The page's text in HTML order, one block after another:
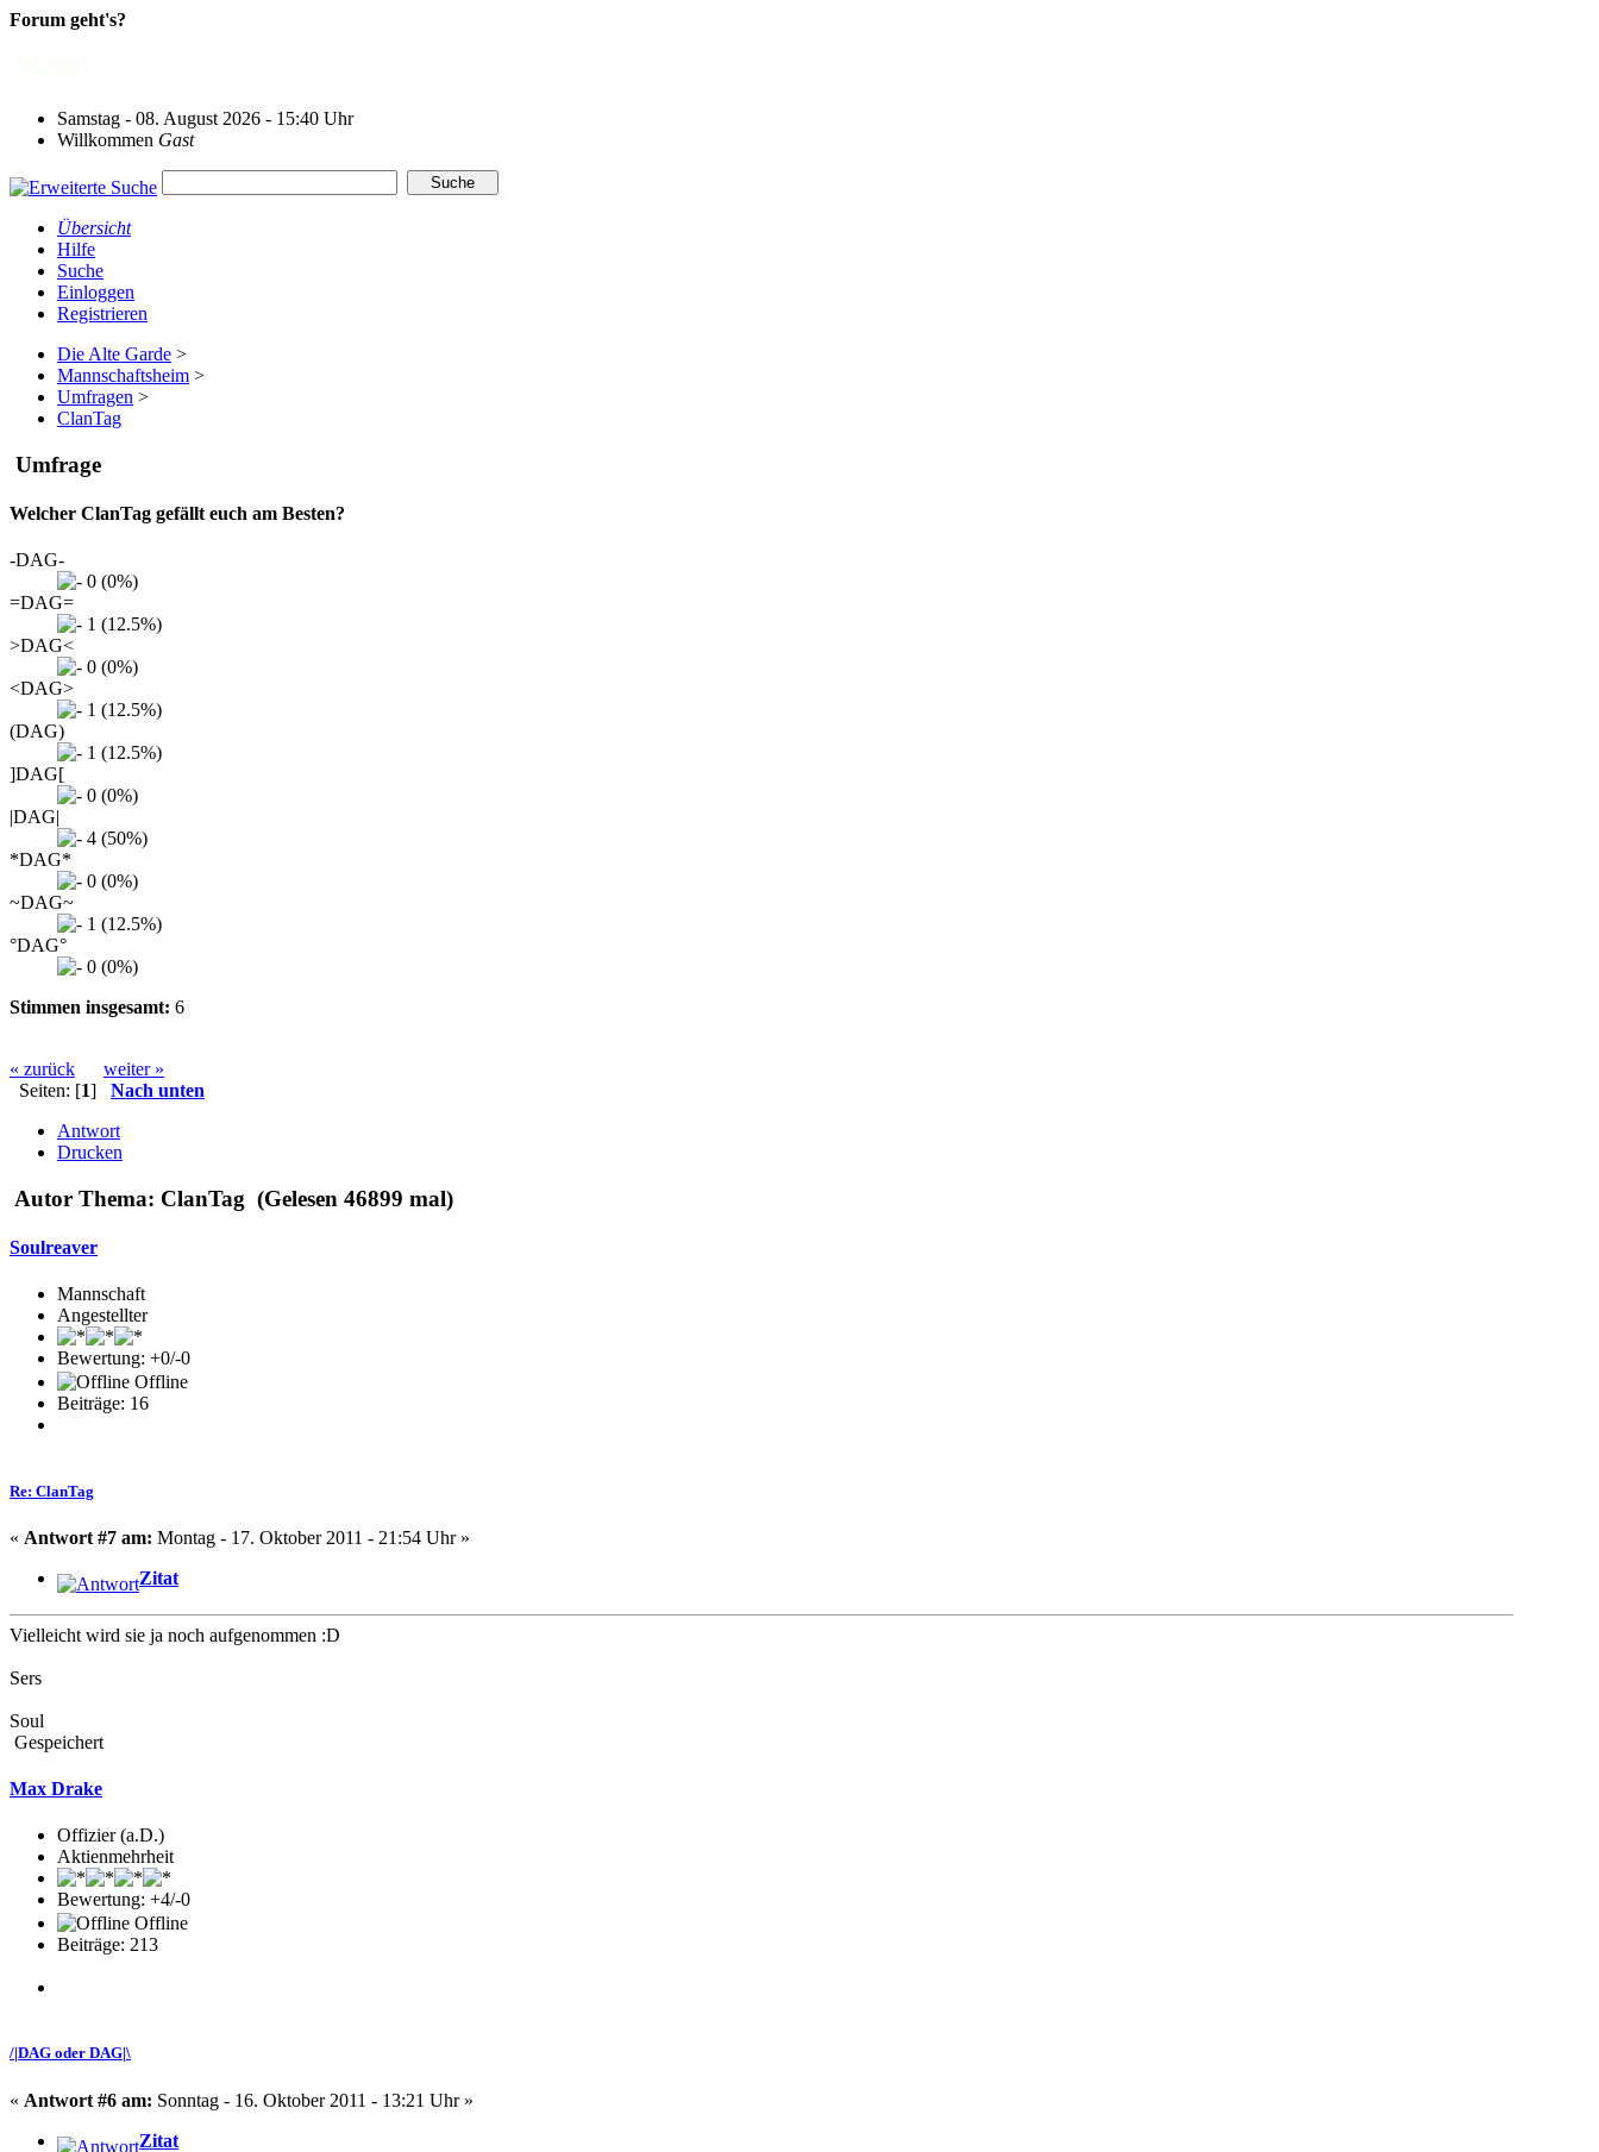
Forum geht's?
Samstag - 08. August 2026 - 15:40 Uhr
Willkommen Gast
Übersicht
Hilfe
Suche
Einloggen
Registrieren
Die Alte Garde >
Mannschaftsheim >
Umfragen >
ClanTag
Umfrage
Welcher ClanTag gefällt euch am Besten?
-DAG-
0 (0%)
=DAG=
1 (12.5%)
>DAG<
0 (0%)
<DAG>
1 (12.5%)
(DAG)
1 (12.5%)
]DAG[
0 (0%)
|DAG|
4 (50%)
*DAG*
0 (0%)
~DAG~
1 (12.5%)
°DAG°
0 (0%)
Stimmen insgesamt: 6
« zurück
weiter »
Seiten: [1] Nach unten
Antwort
Drucken
Autor Thema: ClanTag (Gelesen 46899 mal)
Soulreaver
Mannschaft
Angestellter
Bewertung: +0/-0
Offline
Beiträge: 16
Re: ClanTag
« Antwort #7 am: Montag - 17. Oktober 2011 - 21:54 Uhr »
Zitat
Vielleicht wird sie ja noch aufgenommen :D
Sers
Soul
Gespeichert
Max Drake
Offizier (a.D.)
Aktienmehrheit
Bewertung: +4/-0
Offline
Beiträge: 213
/|DAG oder DAG|\
« Antwort #6 am: Sonntag - 16. Oktober 2011 - 13:21 Uhr »
Zitat